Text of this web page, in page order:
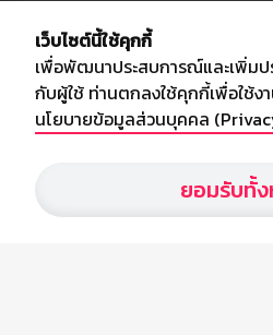
อัพเดทข่าวสารวงการกีฬา ฟุตบอล ผล
ลีก ไทยลีก ฟุตบอลโลก ยูฟ่าแซมเปี้ยนส์
สยามกีฬา สตาร์ชอคเก้อร์ สปอร์ตพูล
เว็บไซต์นี้ใช้คุกกี้
เพื่อพัฒนาประสบการณ์และเพิ่มป
กับผู้ใช้ ท่านตกลงใช้คุกกี้เพื่อใช้ง
นโยบายข้อมูลส่วนบุคคล
ยอมรับทั้